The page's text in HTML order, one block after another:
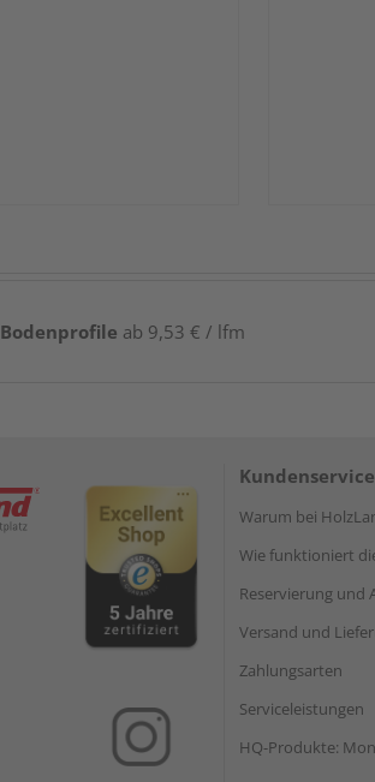
Bodenprofile ab 9,53 € / lfm
Warum bei
Wie funktioniert
Reservierung und
Versand und
Zahlungsarten
Serviceleistungen
HQ-Produkte: